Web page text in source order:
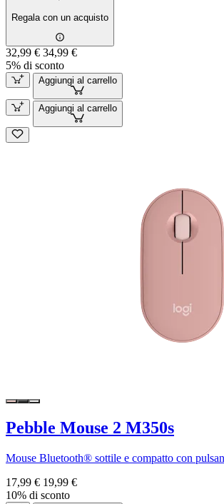
Regala con un acquisto
32,99 € 34,99 €
5% di sconto
Aggiungi al carrello
Aggiungi al carrello
Pebble Mouse 2 M350s
Mouse Bluetooth® sottile e compatto con
17,99 € 19,99 €
10% di sconto